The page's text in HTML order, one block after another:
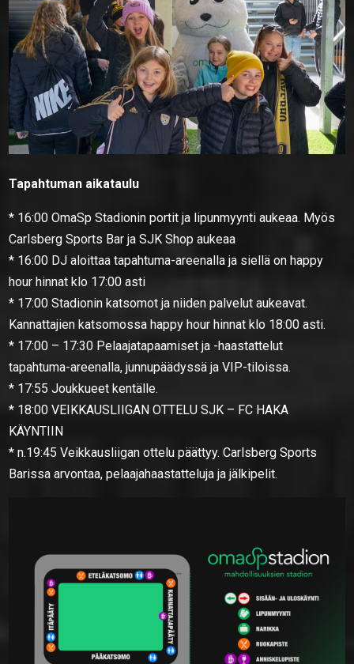
Tapahtuman aikataulu
* 16:00 OmaSp Stadionin portit ja lipunmyynti aukeaa. Myös
Carlsberg Sports Bar ja SJK Shop aukeaa
* 16:00 DJ aloittaa tapahtuma-areenalla ja siellä on happy
hour hinnat klo 17:00 asti
* 17:00 Stadionin katsomot ja niiden palvelut aukeavat.
Kannattajien katsomossa happy hour hinnat klo 18:00 asti.
* 17:00 – 17:30 Pelaajatapaamiset ja -haastattelut
tapahtuma-areenalla, junnupäädyssä ja VIP-tiloissa.
* 17:55 Joukkueet kentälle.
* 18:00 VEIKKAUSLIIGAN OTTELU SJK – FC HAKA
KÄYNTIIN
* n.19:45 Veikkausliigan ottelu päättyy. Carlsberg Sports
Barissa arvontaa, pelaajahaastatteluja ja jälkipelit.